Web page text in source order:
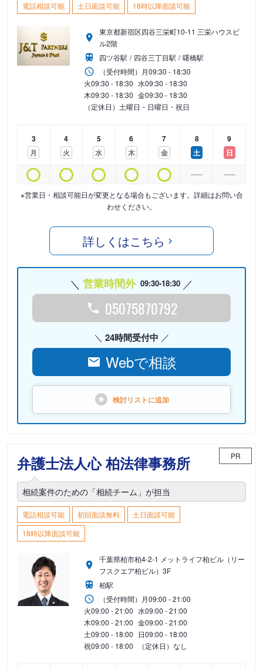
電話相談可能 土日面談可能 18時以降面談可能
東京都新宿区四谷三栄町10-11 三栄ハウスビ
ル2階
四ツ谷駅
四谷三丁目駅
曙橋駅
（受付時間） 月09:30 - 18:30
火09:30 - 18:30 水09:30 - 18:30
木09:30 - 18:30 金09:30 - 18:30
（定休日）土曜日・日曜日・祝日
3
月
4
火
5
水
6
木
7
金
8
土
9
日
※営業日・相談可能日が変更となる場合もございます。詳細はお問い合
わせください。
詳しくはこちら
営業時間外 09:30-18:30
05075870792
24時間受付中
Webで相談
検討リストに追加
弁護士法人心 柏法律事務所 PR
相続案件のための「相続チーム」が担当
電話相談可能 初回面談無料
土日面談可能
18時以降面談可能
千葉県柏市柏4-2-1 メットライフ柏ビル（リー
フスクエア柏ビル）3F
柏駅
（受付時間） 月09:00 - 21:00
火09:00 - 21:00 水09:00 - 21:00
木09:00 - 21:00 金09:00 - 21:00
土09:00 - 18:00 日09:00 - 18:00
祝09:00 - 18:00 （定休日）なし